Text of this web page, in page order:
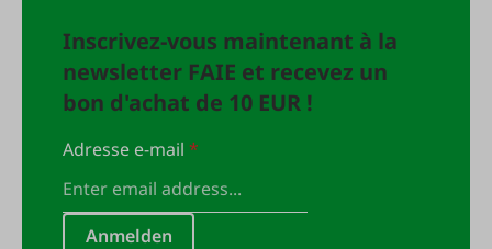
Inscrivez-vous maintenant à la
newsletter FAIE et recevez un
bon d'achat de 10 EUR !
Adresse e-mail*
Anmelden